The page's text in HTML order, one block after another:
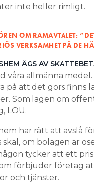
inte heller rimligt.
OM RAMAVTALET:
VERKSAMHET PÅ DE
ÄGS AV
våra allmänna medel.
på att det görs finns
Som lagen om
LOU.
har rätt att avslå
om bolagen är
tycker att ett
förbjuder företag
och tjänster.